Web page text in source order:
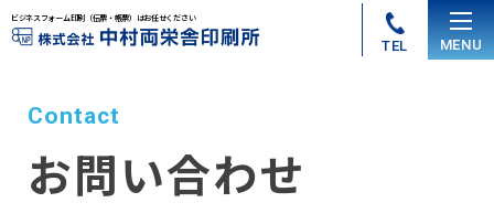
ビジネスフォーム印刷（伝票・帳票）はお任せください
TEL MENU
Contact
お問い合わせ